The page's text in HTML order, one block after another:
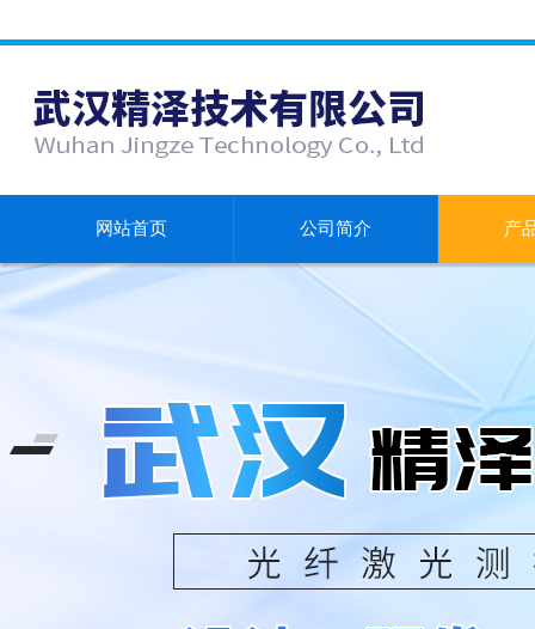
网站首页 公司简介 产